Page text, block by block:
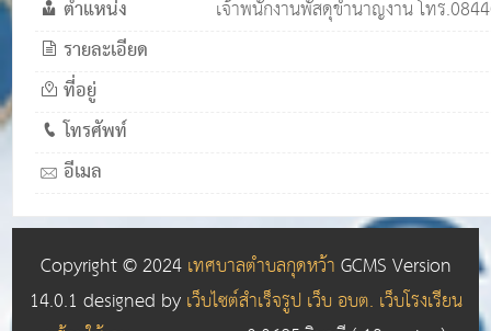
ตำแหน่ง เจ้าพนักงานพัสดุขำนาญงาน โทร
รายละเอียด
ที่อยู่
โทรศัพท์
อีเมล
Copyright © 2024เทศบาลตำบลกุดหว้าGCMS Version
14.0.1 designed byเว็บไซต์สำเร็จรูป เว็บ อบต. เว็บโรงเรียน